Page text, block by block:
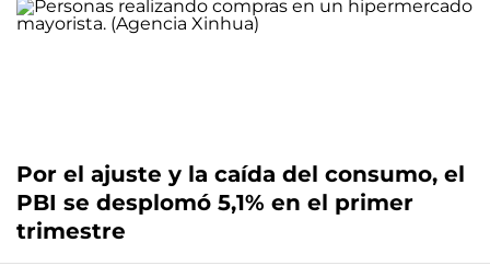
Por el ajuste y la caída del consumo, el
PBI se desplomó 5,1% en el primer
trimestre